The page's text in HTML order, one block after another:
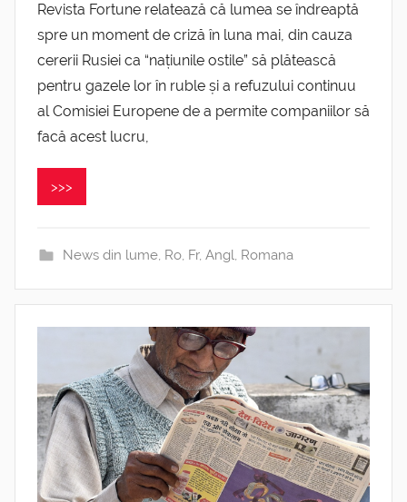
Revista Fortune relatează că lumea se îndreaptă
spre un moment de criză în luna mai, din cauza
cererii Rusiei ca “națiunile ostile” să plătească
pentru gazele lor în ruble și a refuzului continuu
al Comisiei Europene de a permite companiilor să
facă acest lucru,
>>>
News din lume, Ro, Fr, Angl, Romana